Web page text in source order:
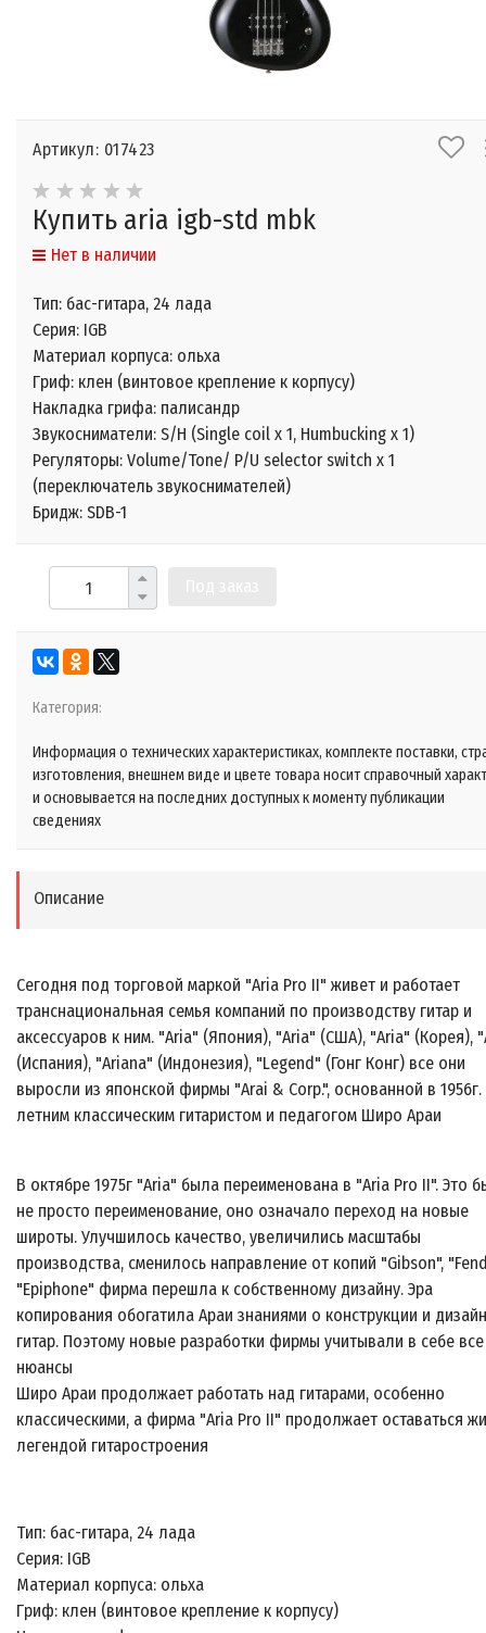
Артикул: 017423
Купить aria igb-std mbk
Нет в наличии
Тип: бас-гитара, 24 лада
Серия: IGB
Материал корпуса: ольха
Гриф: клен (винтовое крепление к корпусу)
Накладка грифа: палисандр
Звукосниматели: S/H (Single coil x 1, Humbucking x 1)
Регуляторы: Volume/Tone/ P/U selector switch x 1
(переключатель звукоснимателей)
Бридж: SDB-1
Категория:
Информация о технических характеристиках, комплекте поставки,
изготовления, внешнем виде и цвете товара носит справочный
и основывается на последних доступных к моменту публикации
сведениях
Описание
Сегодня под торговой маркой "Aria Pro II" живет и работает
транснациональная семья компаний по производству гитар и
аксессуаров к ним. "Aria" (Япония), "Aria" (США), "Aria" (Корея),
(Испания), "Ariana" (Индонезия), "Legend" (Гонг Конг) все они
выросли из японской фирмы "Arai & Соrр.", основанной в 1956г.
летним классическим гитаристом и педагогом Широ Араи
В октябре 1975г "Aria" была переименована в "Aria Pro II". Это
не просто переименование, оно означало переход на новые
широты. Улучшилось качество, увеличились масштабы
производства, сменилось направление от копий "Gibson",
"Epiphone" фирма перешла к собственному дизайну. Эра
копирования обогатила Араи знаниями о конструкции и
гитар. Поэтому новые разработки фирмы учитывали в себе все
нюансы
Широ Араи продолжает работать над гитарами, особенно
классическими, а фирма "Aria Pro II" продолжает оставаться
легендой гитаростроения
Тип: бас-гитара, 24 лада
Серия: IGB
Материал корпуса: ольха
Гриф: клен (винтовое крепление к корпусу)